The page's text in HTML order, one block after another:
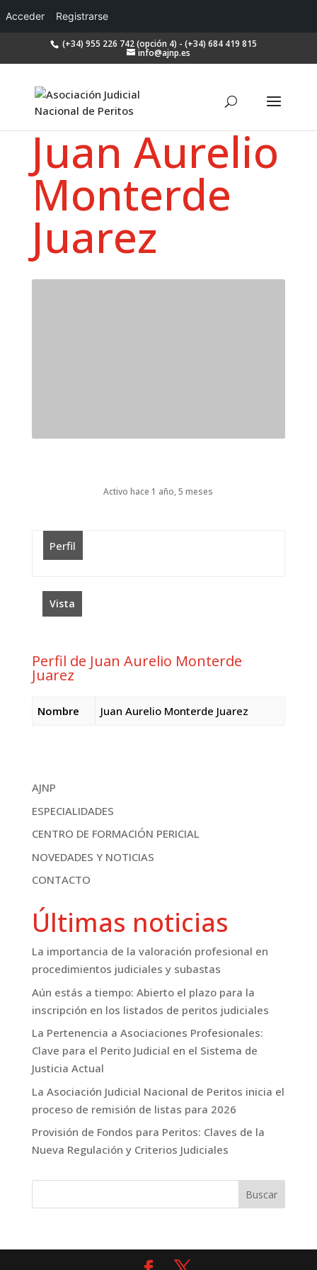
Acceder Registrarse
(+34) 955 226 742 (opción 4) - (+34) 684 419 815
info@ajnp.es
Juan Aurelio
Monterde
Juarez
Activo hace 1 año, 5 meses
Perfil
Vista
Perfil de Juan Aurelio Monterde
Juarez
Nombre Juan Aurelio Monterde Juarez
AJNP
ESPECIALIDADES
CENTRO DE FORMACIÓN PERICIAL
NOVEDADES Y NOTICIAS
CONTACTO
Últimas noticias
La importancia de la valoración profesional en
procedimientos judiciales y subastas
Aún estás a tiempo: Abierto el plazo para la
inscripción en los listados de peritos judiciales
La Pertenencia a Asociaciones Profesionales:
Clave para el Perito Judicial en el Sistema de
Justicia Actual
La Asociación Judicial Nacional de Peritos inicia el
proceso de remisión de listas para 2026
Provisión de Fondos para Peritos: Claves de la
Nueva Regulación y Criterios Judiciales